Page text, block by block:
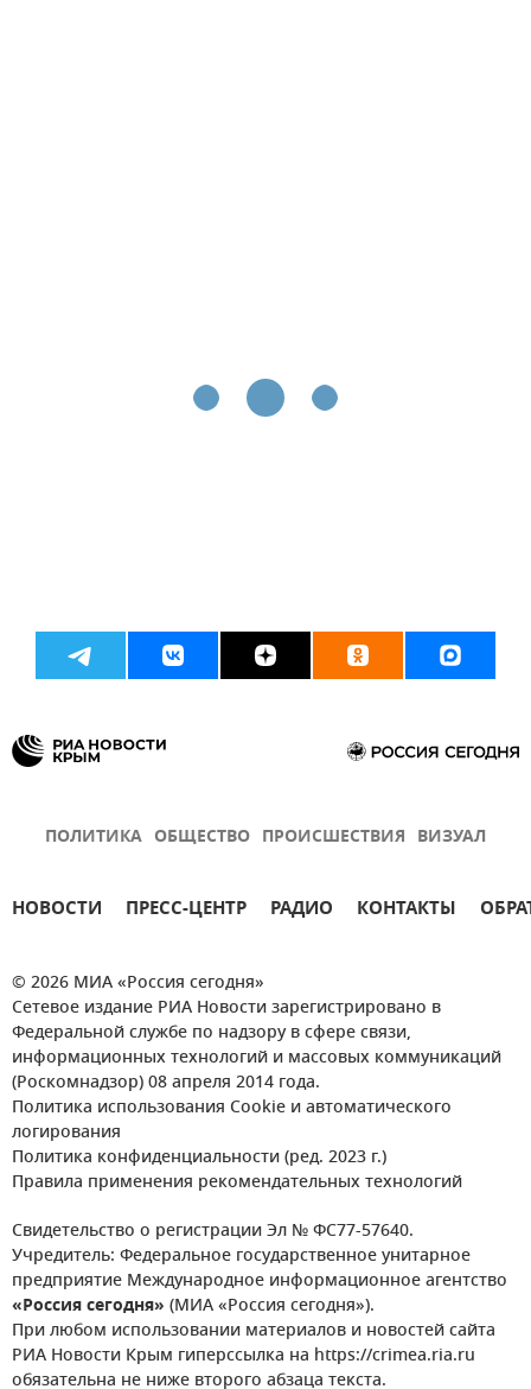
ПОЛИТИКА ОБЩЕСТВО ПРОИСШЕСТВИЯ ВИЗУАЛ
НОВОСТИ ПРЕСС-ЦЕНТР РАДИО КОНТАКТЫ
© 2026 МИА «Россия сегодня»
Сетевое издание РИА Новости зарегистрировано в
Федеральной службе по надзору в сфере связи,
информационных технологий и массовых коммуникаций
(Роскомнадзор) 08 апреля 2014 года.
Политика использования Cookie и автоматического
логирования
Политика конфиденциальности (ред. 2023 г.)
Правила применения рекомендательных технологий
Свидетельство о регистрации Эл № ФС77-57640.
Учредитель: Федеральное государственное унитарное
предприятие Международное информационное агентство
«Россия сегодня» (МИА «Россия сегодня»).
При любом использовании материалов и новостей сайта
РИА Новости Крым гиперссылка на https://crimea.ria.ru
обязательна не ниже второго абзаца текста.